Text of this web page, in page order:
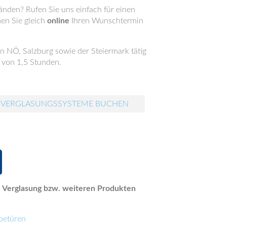
Rufen Sie uns einfach für einen
Sie gleich online Ihren Wunschtermin
NÖ, Salzburg sowie der Steiermark tätig
1,5 Stunden.
BUCHEN
bzw. weiteren Produkten